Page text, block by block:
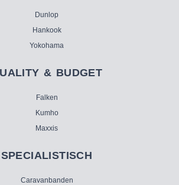
Dunlop
Hankook
Yokohama
& BUDGET
Falken
Kumho
Maxxis
SPECIALISTISCH
Caravanbanden